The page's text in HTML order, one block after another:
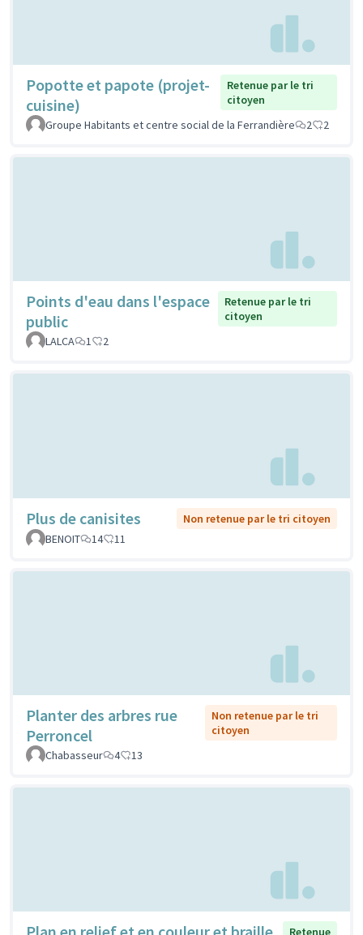
Popotte et papote (projet-
cuisine)
Retenue par le tri
citoyen
Groupe Habitants et centre social de la Ferrandière
2 2
Points d'eau dans l'espace
public
Retenue par le tri
citoyen
LALCA
1 2
Plus de canisites
Non retenue par le tri citoyen
BENOIT
14 11
Planter des arbres rue
Perroncel
Non retenue par le tri
citoyen
Chabasseur
4 13
Retenue